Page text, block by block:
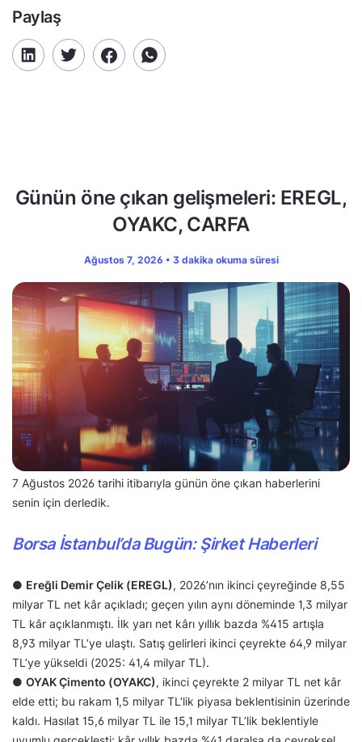
Paylaş
Günün öne çıkan gelişmeleri: EREGL,
OYAKC, CARFA
Ağustos 7, 2026 • 3 dakika okuma süresi
7 Ağustos 2026 tarihi itibarıyla günün öne çıkan haberlerini
senin için derledik.
Borsa İstanbul’da Bugün: Şirket Haberleri
● Ereğli Demir Çelik (EREGL), 2026’nın ikinci çeyreğinde 8,55
milyar TL net kâr açıkladı; geçen yılın aynı döneminde 1,3 milyar
TL kâr açıklanmıştı. İlk yarı net kârı yıllık bazda %415 artışla
8,93 milyar TL’ye ulaştı. Satış gelirleri ikinci çeyrekte 64,9 milyar
TL’ye yükseldi (2025: 41,4 milyar TL).
● OYAK Çimento (OYAKC), ikinci çeyrekte 2 milyar TL net kâr
elde etti; bu rakam 1,5 milyar TL’lik piyasa beklentisinin üzerinde
kaldı. Hasılat 15,6 milyar TL ile 15,1 milyar TL’lik beklentiyle